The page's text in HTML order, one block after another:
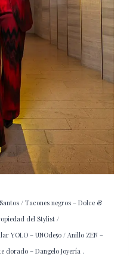
/ Tacones negros – Dolce &
del Stylist /
YOLO – UNOde50 / Anillo ZEN –
dorado – Dangelo Joyería .